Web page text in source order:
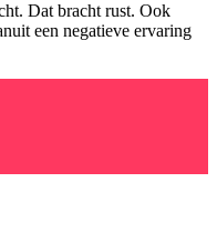
Dat bracht rust. Ook
een negatieve ervaring